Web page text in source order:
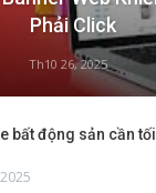
Phải Click
Th10 26, 2025
bất động sản cần